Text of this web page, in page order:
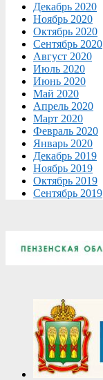
Декабрь 2020
Ноябрь 2020
Октябрь 2020
Сентябрь 2020
Август 2020
Июль 2020
Июнь 2020
Май 2020
Апрель 2020
Март 2020
Февраль 2020
Январь 2020
Декабрь 2019
Ноябрь 2019
Октябрь 2019
Сентябрь 2019